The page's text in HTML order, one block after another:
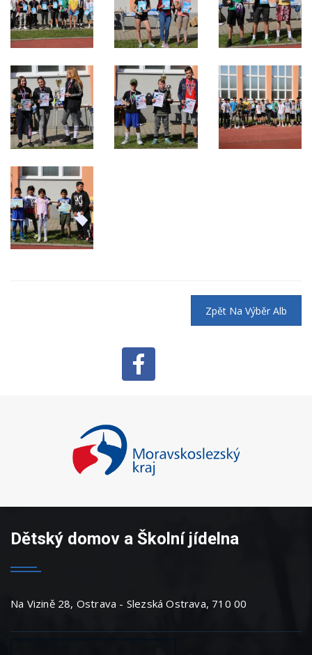
Zpět Na Výběr Alb
Dětský domov a Školní jídelna
Na Vizině 28, Ostrava - Slezská Ostrava, 710 00